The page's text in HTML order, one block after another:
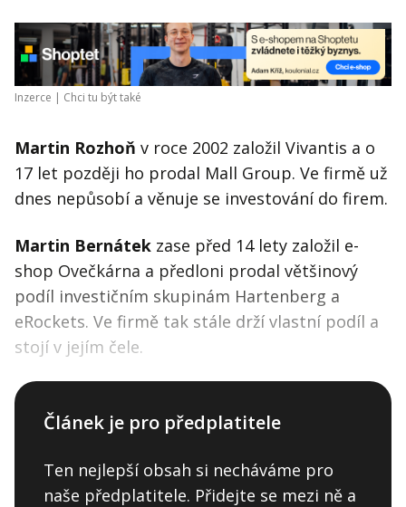
Inzerce | Chci tu být také
Martin Rozhoň v roce 2002 založil Vivantis a o
17 let později ho prodal Mall Group. Ve firmě už
dnes nepůsobí a věnuje se investování do firem.
Martin Bernátek zase před 14 lety založil e-
shop Ovečkárna a předloni prodal většinový
podíl investičním skupinám Hartenberg a
eRockets. Ve firmě tak stále drží vlastní podíl a
stojí v jejím čele.
Článek je pro předplatitele
Ten nejlepší obsah si necháváme pro
naše předplatitele. Přidejte se mezi ně a